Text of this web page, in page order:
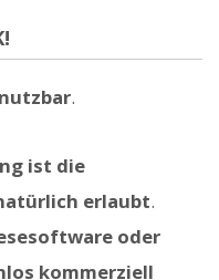
.
ist die
erlaubt.
oder
kommerziell